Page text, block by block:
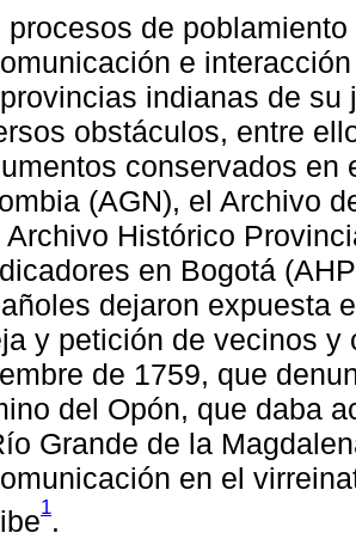
procesos de
e
indianas de
obstáculos, entre
conservados en
(AGN), el Archivo
Archivo Histórico
en Bogotá
dejaron expuesta
y petición de vecinos y
de 1759, que
del Opón, que daba
Grande de la
en el
1.